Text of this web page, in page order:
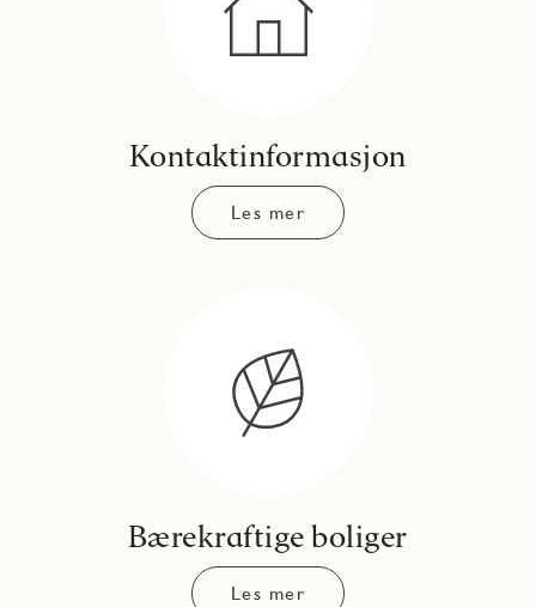
Kontaktinformasjon
Les mer
Bærekraftige boliger
Les mer